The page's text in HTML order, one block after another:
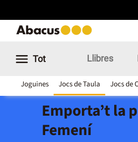
Tot Llibres
Joguines Jocs de Taula Jocs de
Emporta’t la
Femení